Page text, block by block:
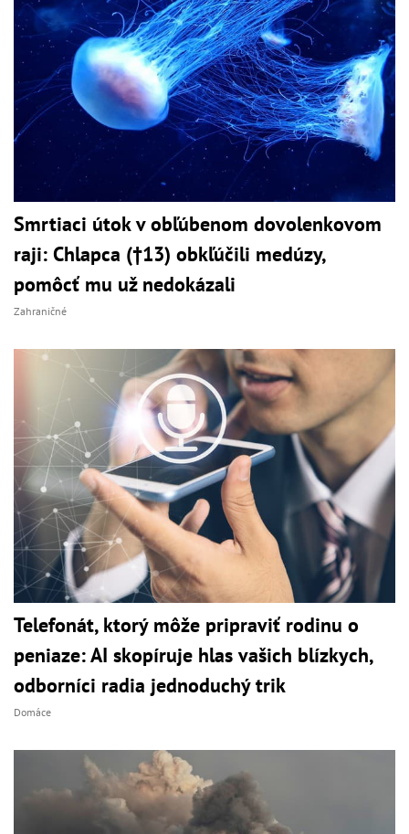
Smrtiaci útok v obľúbenom dovolenkovom
raji: Chlapca (†13) obkľúčili medúzy,
pomôcť mu už nedokázali
Zahraničné
Telefonát, ktorý môže pripraviť rodinu o
peniaze: AI skopíruje hlas vašich blízkych,
odborníci radia jednoduchý trik
Domáce